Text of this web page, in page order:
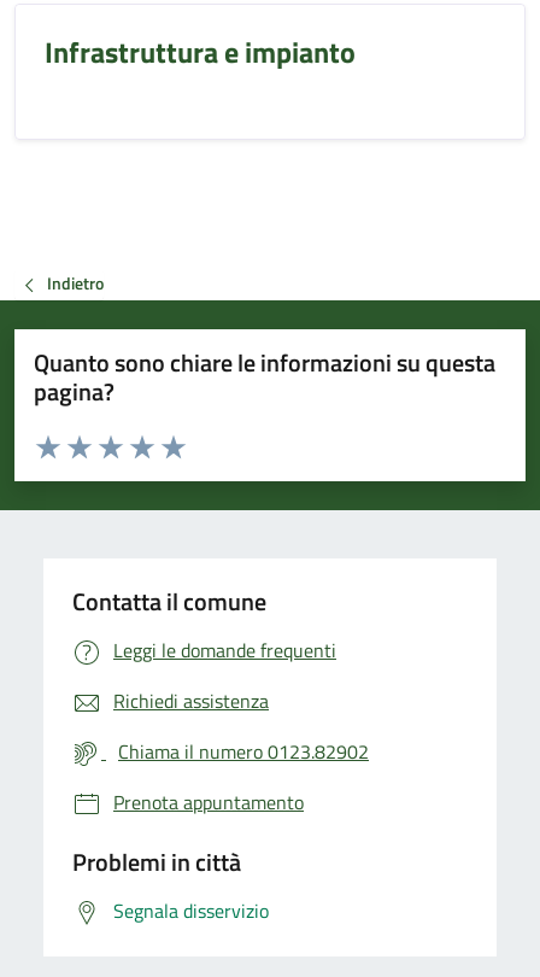
Infrastruttura e impianto
Indietro
Quanto sono chiare le informazioni su questa
pagina?
Valuta da 1 a 5 stelle la pagina
Valuta 5 stelle su 5
Valuta 4 stelle su 5
Valuta 3 stelle su 5
Valuta 2 stelle su 5
Valuta 1 stelle su 5
Contatta il comune
Leggi le domande frequenti
Richiedi assistenza
Chiama il numero 0123.82902
Prenota appuntamento
Problemi in città
Segnala disservizio